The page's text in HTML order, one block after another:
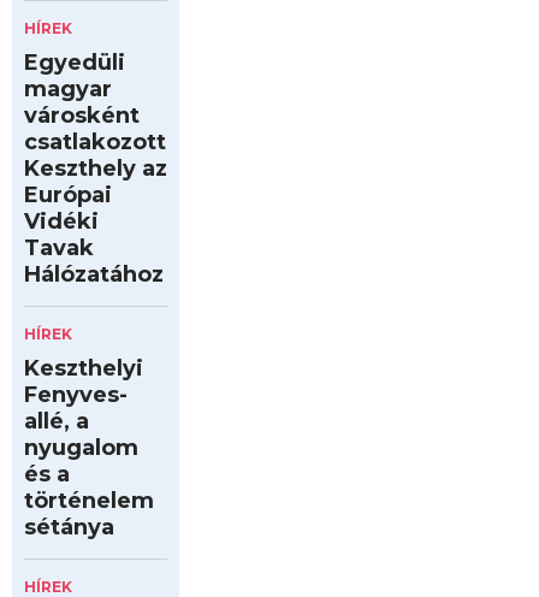
HÍREK
Egyedüli
magyar
városként
csatlakozott
Keszthely az
Európai
Vidéki
Tavak
Hálózatához
HÍREK
Keszthelyi
Fenyves-
allé, a
nyugalom
és a
történelem
sétánya
HÍREK